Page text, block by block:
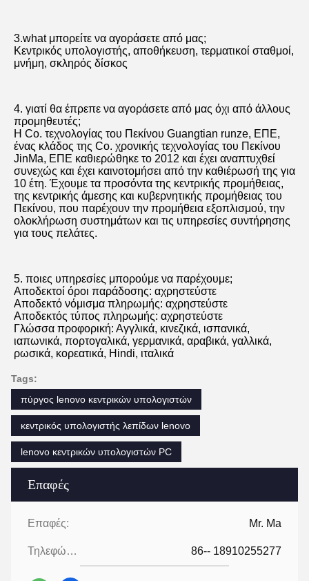
Επαφές
Επαφές: Mr. Ma
Τηλεφώνημα: 86-- 18910255277
3.what μπορείτε να αγοράσετε από μας;
Κεντρικός υπολογιστής, αποθήκευση, τερματικοί σταθμοί,
μνήμη, σκληρός δίσκος
4. γιατί θα έπρεπε να αγοράσετε από μας όχι από άλλους
προμηθευτές;
Η Co. τεχνολογίας του Πεκίνου Guangtian runze, ΕΠΕ,
ένας κλάδος της Co. χρονικής τεχνολογίας του Πεκίνου
JinMa, ΕΠΕ καθιερώθηκε το 2012 και έχει αναπτυχθεί
συνεχώς και έχει καινοτομήσει από την καθιέρωσή της για
10 έτη. Έχουμε τα προσόντα της κεντρικής προμήθειας,
της κεντρικής άμεσης και κυβερνητικής προμήθειας του
Πεκίνου, που παρέχουν την προμήθεια εξοπλισμού, την
ολοκλήρωση συστημάτων και τις υπηρεσίες συντήρησης
για τους πελάτες.
5. ποιες υπηρεσίες μπορούμε να παρέχουμε;
Αποδεκτοί όροι παράδοσης: αχρηστεύστε
Αποδεκτό νόμισμα πληρωμής: αχρηστεύστε
Αποδεκτός τύπος πληρωμής: αχρηστεύστε
Γλώσσα προφορική: Αγγλικά, κινεζικά, ισπανικά,
ιαπωνικά, πορτογαλικά, γερμανικά, αραβικά, γαλλικά,
ρωσικά, κορεατικά, Hindi, ιταλικά
Tags:
πύργος lenovo κεντρικών υπολογιστών
κεντρικός υπολογιστής λεπίδων lenovo
lenovo κεντρικών υπολογιστών PC